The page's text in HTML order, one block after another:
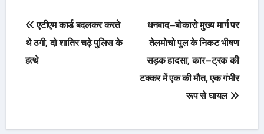
Post
navigation
एटीएम कार्ड बदलकर करते
थे ठगी, दो शातिर चढ़े पुलिस के
हत्थे
धनबाद–बोकारो मुख्य मार्ग पर
तेलमोचो पुल के निकट भीषण
सड़क हादसा, कार–ट्रक की
टक्कर में एक की मौत, एक गंभीर
रूप से घायल